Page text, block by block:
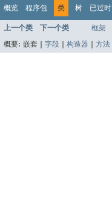
概览 程序包 类 树 已过时
上一个类 下一个类 框架
概要: 嵌套 | 字段 构造器 方法